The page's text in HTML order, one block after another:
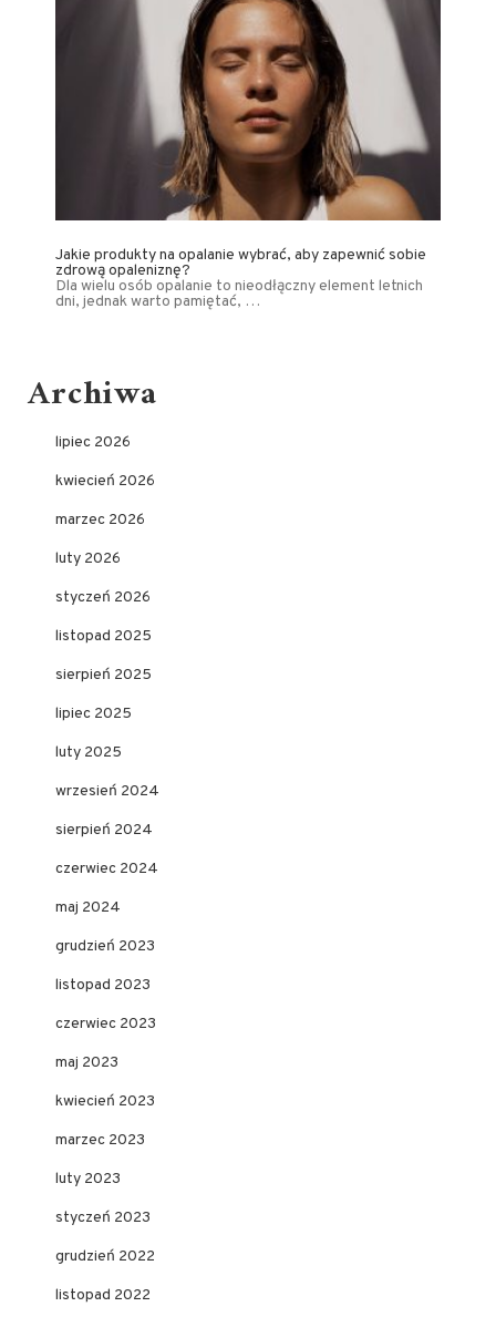
Jakie produkty na opalanie wybrać, aby zapewnić sobie
zdrową opaleniznę?
Dla wielu osób opalanie to nieodłączny element letnich
dni, jednak warto pamiętać, …
Archiwa
lipiec 2026
kwiecień 2026
marzec 2026
luty 2026
styczeń 2026
listopad 2025
sierpień 2025
lipiec 2025
luty 2025
wrzesień 2024
sierpień 2024
czerwiec 2024
maj 2024
grudzień 2023
listopad 2023
czerwiec 2023
maj 2023
kwiecień 2023
marzec 2023
luty 2023
styczeń 2023
grudzień 2022
listopad 2022